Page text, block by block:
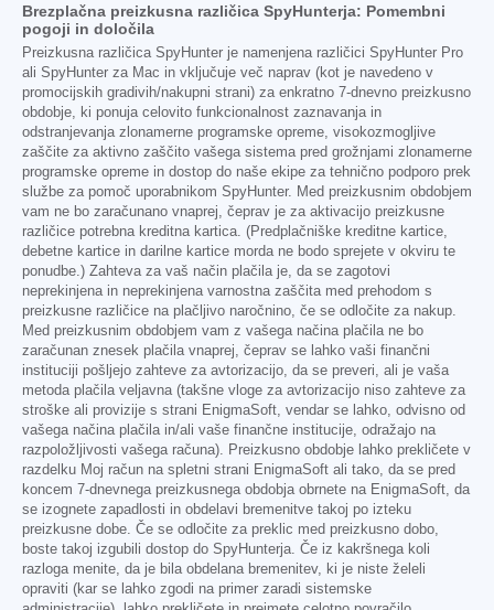
Brezplačna preizkusna različica SpyHunterja: Pomembni
pogoji in določila
Preizkusna različica SpyHunter je namenjena različici SpyHunter Pro
ali SpyHunter za Mac in vključuje več naprav (kot je navedeno v
promocijskih gradivih/nakupni strani) za enkratno 7-dnevno preizkusno
obdobje, ki ponuja celovito funkcionalnost zaznavanja in
odstranjevanja zlonamerne programske opreme, visokozmogljive
zaščite za aktivno zaščito vašega sistema pred grožnjami zlonamerne
programske opreme in dostop do naše ekipe za tehnično podporo prek
službe za pomoč uporabnikom SpyHunter. Med preizkusnim obdobjem
vam ne bo zaračunano vnaprej, čeprav je za aktivacijo preizkusne
različice potrebna kreditna kartica. (Predplačniške kreditne kartice,
debetne kartice in darilne kartice morda ne bodo sprejete v okviru te
ponudbe.) Zahteva za vaš način plačila je, da se zagotovi
neprekinjena in neprekinjena varnostna zaščita med prehodom s
preizkusne različice na plačljivo naročnino, če se odločite za nakup.
Med preizkusnim obdobjem vam z vašega načina plačila ne bo
zaračunan znesek plačila vnaprej, čeprav se lahko vaši finančni
instituciji pošljejo zahteve za avtorizacijo, da se preveri, ali je vaša
metoda plačila veljavna (takšne vloge za avtorizacijo niso zahteve za
stroške ali provizije s strani EnigmaSoft, vendar se lahko, odvisno od
vašega načina plačila in/ali vaše finančne institucije, odražajo na
razpoložljivosti vašega računa). Preizkusno obdobje lahko prekličete v
razdelku Moj račun na spletni strani EnigmaSoft ali tako, da se pred
koncem 7-dnevnega preizkusnega obdobja obrnete na EnigmaSoft, da
se izognete zapadlosti in obdelavi bremenitve takoj po izteku
preizkusne dobe. Če se odločite za preklic med preizkusno dobo,
boste takoj izgubili dostop do SpyHunterja. Če iz kakršnega koli
razloga menite, da je bila obdelana bremenitev, ki je niste želeli
opraviti (kar se lahko zgodi na primer zaradi sistemske